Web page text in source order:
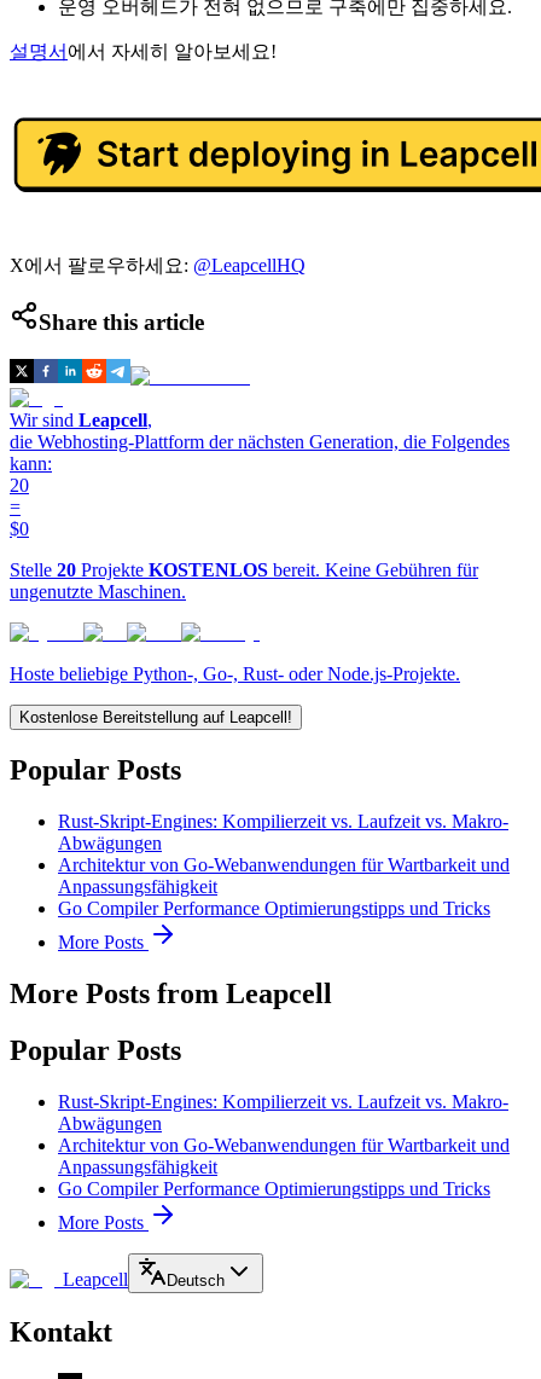
운영 오버헤드가 전혀 없으므로 구축에만 집중하세요.
설명서 에서 자세히 알아보세요!
X에서 팔로우하세요: @LeapcellHQ
Share this article
Wir sind Leapcell,
die Webhosting-Plattform der nächsten Generation, die Folgendes
kann:
20
=
$0
Stelle 20 Projekte KOSTENLOS bereit. Keine Gebühren für
ungenutzte Maschinen.
Hoste beliebige Python-, Go-, Rust- oder Node.js-Projekte.
Kostenlose Bereitstellung auf Leapcell!
Popular Posts
Rust-Skript-Engines: Kompilierzeit vs. Laufzeit vs. Makro-
Abwägungen
Architektur von Go-Webanwendungen für Wartbarkeit und
Anpassungsfähigkeit
Go Compiler Performance Optimierungstipps und Tricks
More Posts
More Posts from Leapcell
Popular Posts
Rust-Skript-Engines: Kompilierzeit vs. Laufzeit vs. Makro-
Abwägungen
Architektur von Go-Webanwendungen für Wartbarkeit und
Anpassungsfähigkeit
Go Compiler Performance Optimierungstipps und Tricks
More Posts
Leapcell Deutsch
Kontakt